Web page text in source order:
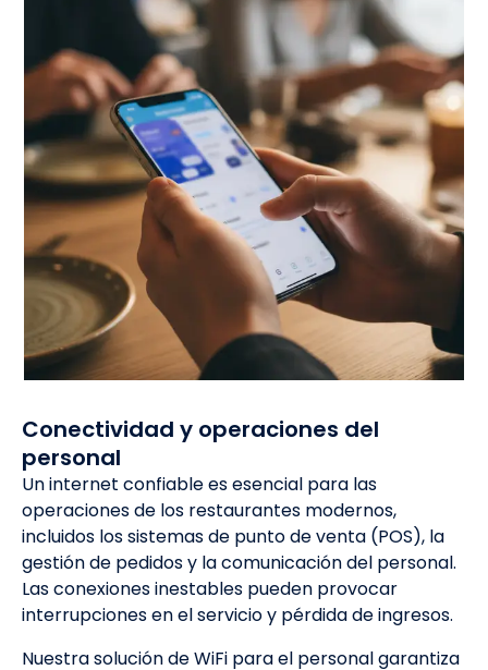
Conectividad y operaciones del
personal
Un internet confiable es esencial para las
operaciones de los restaurantes modernos,
incluidos los sistemas de punto de venta (POS), la
gestión de pedidos y la comunicación del personal.
Las conexiones inestables pueden provocar
interrupciones en el servicio y pérdida de ingresos.
Nuestra solución de WiFi para el personal garantiza